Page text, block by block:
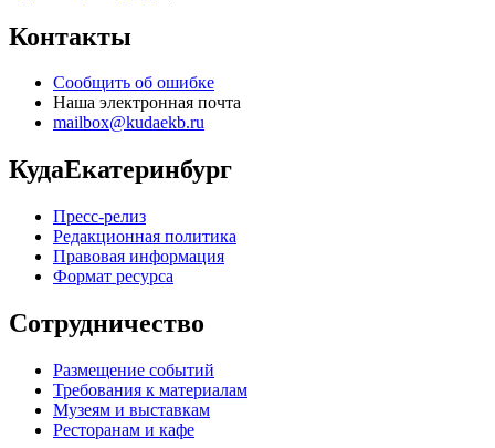
Контакты
Сообщить об ошибке
Наша электронная почта
mailbox@kudaekb.ru
КудаЕкатеринбург
Пресс-релиз
Редакционная политика
Правовая информация
Формат ресурса
Сотрудничество
Размещение событий
Требования к материалам
Музеям и выставкам
Ресторанам и кафе